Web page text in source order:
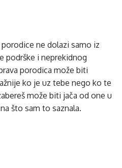
ne dolazi samo iz
podrške i neprekidnog
porodica može biti
ko je uz tebe nego ko te
može biti jača od one u
što sam to saznala.